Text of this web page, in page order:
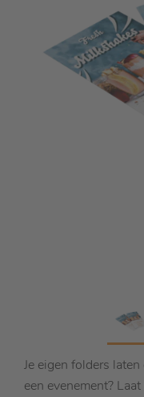
Je eigen folders
een evenement?